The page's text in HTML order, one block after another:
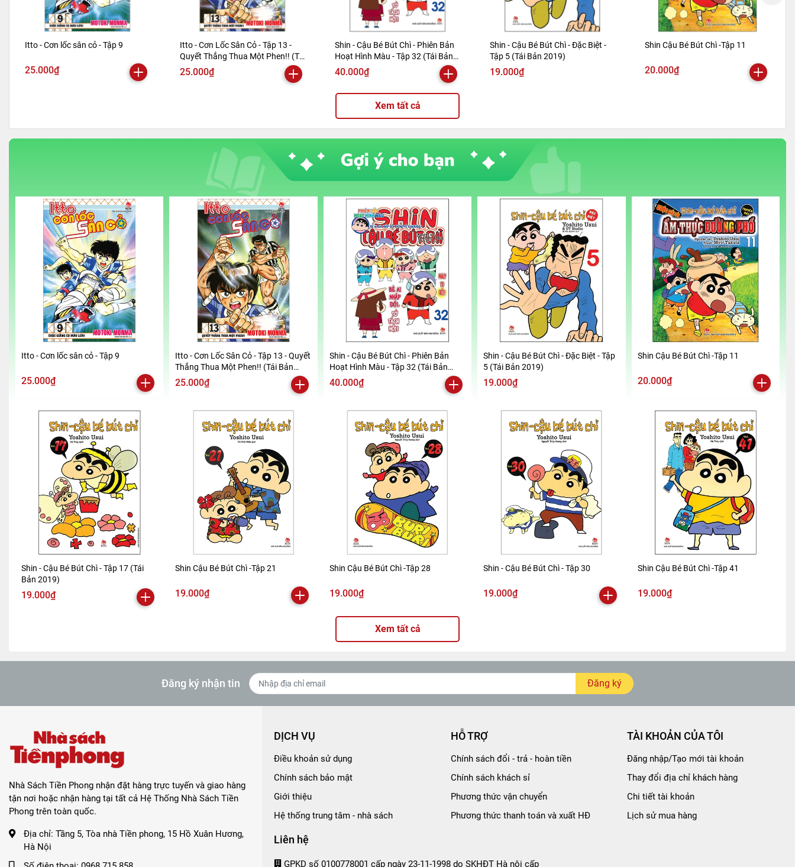
Itto - Cơn lốc sân cỏ - Tập 9
25.000₫
Itto - Cơn Lốc Sân Cỏ - Tập 13 -
Quyết Thắng Thua Một Phen!! (Tái
Bản 2024)
25.000₫
Shin - Cậu Bé Bút Chì - Phiên Bản
Hoạt Hình Màu - Tập 32 (Tái Bản
2019)
40.000₫
Shin - Cậu Bé Bút Chì - Đặc Biệt -
Tập 5 (Tái Bản 2019)
19.000₫
Shin Cậu Bé Bút Chì -Tập 11
20.000₫
Xem tất cả
Itto - Cơn lốc sân cỏ - Tập 9
25.000₫
Itto - Cơn Lốc Sân Cỏ - Tập 13 - Quyết
Thắng Thua Một Phen!! (Tái Bản
2024)
25.000₫
Shin - Cậu Bé Bút Chì - Phiên Bản
Hoạt Hình Màu - Tập 32 (Tái Bản
2019)
40.000₫
Shin - Cậu Bé Bút Chì - Đặc Biệt - Tập
5 (Tái Bản 2019)
19.000₫
Shin Cậu Bé Bút Chì -Tập 11
20.000₫
Shin - Cậu Bé Bút Chì - Tập 17 (Tái
Bản 2019)
19.000₫
Shin Cậu Bé Bút Chì -Tập 21
19.000₫
Shin Cậu Bé Bút Chì -Tập 28
19.000₫
Shin - Cậu Bé Bút Chì - Tập 30
19.000₫
Shin Cậu Bé Bút Chì -Tập 41
19.000₫
Xem tất cả
Đăng ký nhận tin Đăng ký
Nhà Sách Tiền Phong nhận đặt hàng trực tuyến và giao hàng
tận nơi hoặc nhận hàng tại tất cả Hệ Thống Nhà Sách Tiền
Phong trên toàn quốc.
Địa chỉ: Tầng 5, Tòa nhà Tiền phong, 15 Hồ Xuân Hương,
Hà Nội
DỊCH VỤ
Điều khoản sử dụng
Chính sách bảo mật
Giới thiệu
Hệ thống trung tâm - nhà sách
HỖ TRỢ
Chính sách đổi - trả - hoàn tiền
Chính sách khách sỉ
Phương thức vận chuyển
Phương thức thanh toán và xuất HĐ
TÀI KHOẢN CỦA TÔI
Đăng nhập/Tạo mới tài khoản
Thay đổi địa chỉ khách hàng
Chi tiết tài khoản
Lịch sử mua hàng
Liên hệ
GPKD số 0100778001 cấp ngày 23-11-1998 do SKHĐT Hà nội cấp